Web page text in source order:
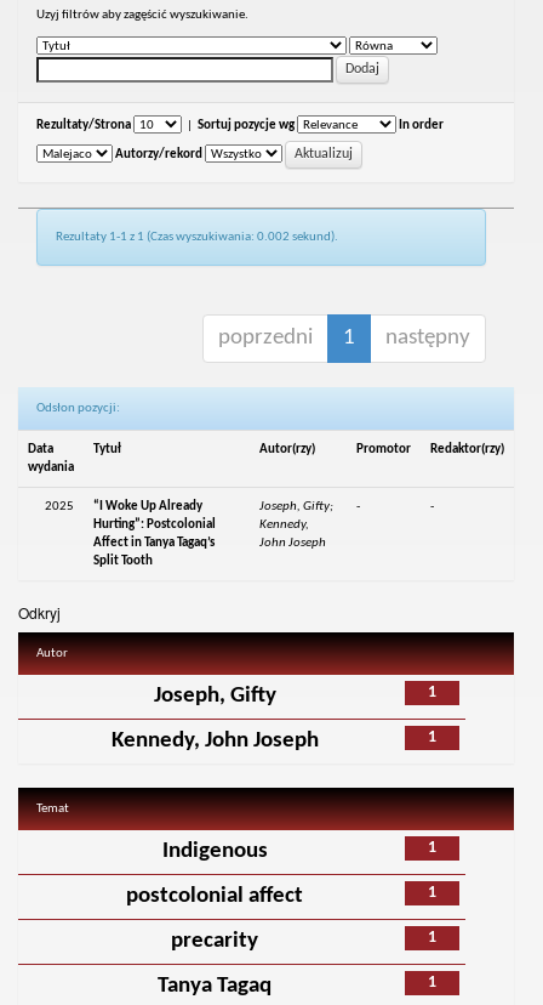
Uzyj filtrów aby zagęścić wyszukiwanie.
Rezultaty/Strona Sortuj pozycje wg In order
Autorzy/rekord
Rezultaty 1-1 z 1 (Czas wyszukiwania: 0.002 sekund).
poprzedni 1 następny
Odsłon pozycji:
Data
wydania
Tytuł Autor(rzy) Promotor Redaktor(rzy)
2025
“I Woke Up Already
Hurting”: Postcolonial
Affect in Tanya Tagaq’s
Split Tooth
Joseph, Gifty;
Kennedy,
John Joseph
- -
Odkryj
Autor
1
Joseph, Gifty
1
Kennedy, John Joseph
Temat
1
Indigenous
1
postcolonial affect
1
precarity
1
Tanya Tagaq